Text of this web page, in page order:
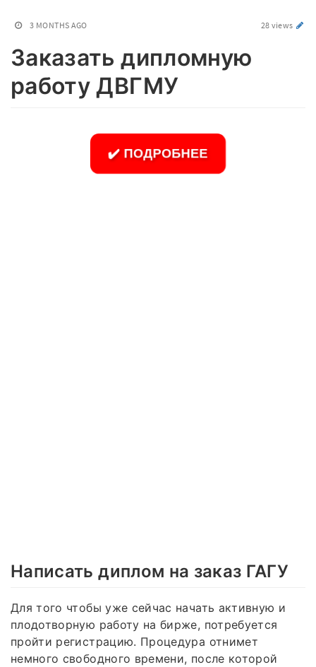
3 MONTHS AGO 28 views
Заказать дипломную
работу ДВГМУ
✔️ ПОДРОБНЕЕ
Написать диплом на заказ ГАГУ
Для того чтобы уже сейчас начать активную и
плодотворную работу на бирже, потребуется
пройти регистрацию. Процедура отнимет
немного свободного времени, после которой